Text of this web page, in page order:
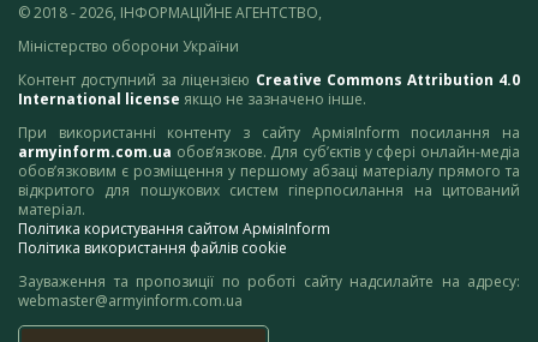
© 2018 - 2026, ІНФОРМАЦІЙНЕ АГЕНТСТВО,
Міністерство оборони України
Контент доступний за ліцензією Creative Commons Attribution 4.0
International license якщо не зазначено інше.
При використанні контенту з сайту АрміяInform посилання на
armyinform.com.ua обов’язкове. Для суб’єктів у сфері онлайн-медіа
обов’язковим є розміщення у першому абзаці матеріалу прямого та
відкритого для пошукових систем гіперпосилання на цитований
матеріал.
Політика користування сайтом АрміяInform
Політика використання файлів cookie
Зауваження та пропозиції по роботі сайту надсилайте на адресу:
webmaster@armyinform.com.ua